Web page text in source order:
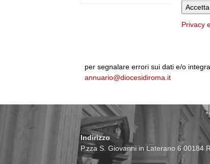
Privacy
per segnalare errori sui dati e/o
annuario@diocesidiroma.it
Indirizzo
P.zza S. Giovanni in Laterano 6 00184